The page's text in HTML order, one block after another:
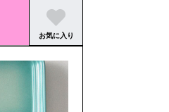
お気に入り